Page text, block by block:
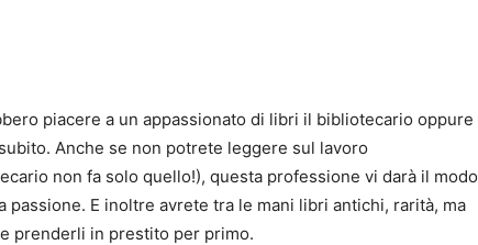
piacere a un appassionato di libri il bibliotecario oppure
Anche se non potrete leggere sul lavoro
non fa solo quello!), questa professione vi darà il modo
E inoltre avrete tra le mani libri antichi, rarità, ma
prenderli in prestito per primo.